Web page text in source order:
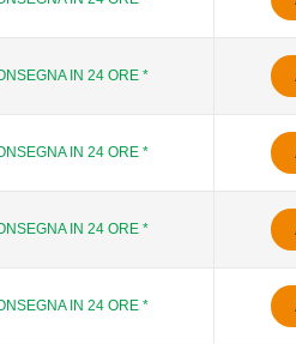
IN 24 ORE *
IN 24 ORE *
IN 24 ORE *
IN 24 ORE *